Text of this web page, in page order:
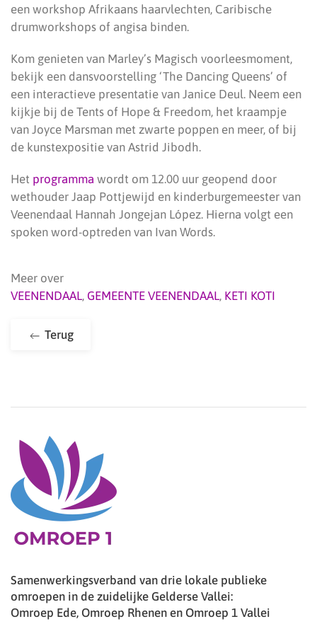
een workshop Afrikaans haarvlechten, Caribische
drumworkshops of angisa binden.
Kom genieten van Marley’s Magisch voorleesmoment,
bekijk een dansvoorstelling ‘The Dancing Queens’ of
een interactieve presentatie van Janice Deul. Neem een
kijkje bij de Tents of Hope & Freedom, het kraampje
van Joyce Marsman met zwarte poppen en meer, of bij
de kunstexpositie van Astrid Jibodh.
Het programma wordt om 12.00 uur geopend door
wethouder Jaap Pottjewijd en kinderburgemeester van
Veenendaal Hannah Jongejan López. Hierna volgt een
spoken word-optreden van Ivan Words.
Meer over
VEENENDAAL, GEMEENTE VEENENDAAL, KETI KOTI
Terug
Samenwerkingsverband van drie lokale publieke
omroepen in de zuidelijke Gelderse Vallei:
Omroep Ede, Omroep Rhenen en Omroep 1 Vallei